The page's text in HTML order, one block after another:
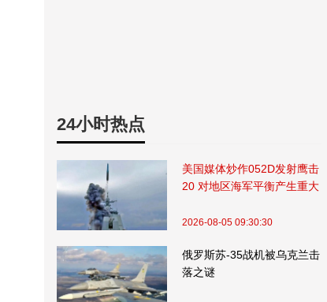
24小时热点
美国媒体炒作052D发射鹰击
20 对地区海军平衡产生重大
2026-08-05 09:30:30
俄罗斯苏-35战机被乌克兰击
落之谜